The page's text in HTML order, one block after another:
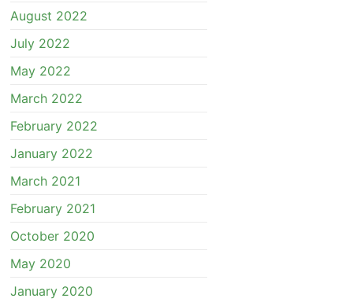
August 2022
July 2022
May 2022
March 2022
February 2022
January 2022
March 2021
February 2021
October 2020
May 2020
January 2020